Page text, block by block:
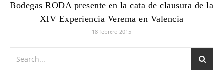
Bodegas RODA presente en la cata de clausura de la
XIV Experiencia Verema en Valencia
18 febrero 2015